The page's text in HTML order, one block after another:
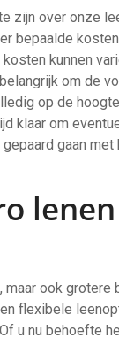
zijn over onze
bepaalde
kunnen
om de
op de
klaar om
gaan met
ook grotere
flexibele
u nu behoefte